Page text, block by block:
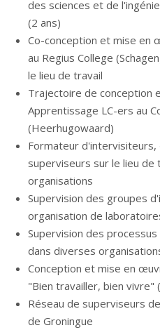
des sciences et de
(2 ans)
Co-conception et mise en
au Regius College
le lieu de travail
Trajectoire de conception
Apprentissage LC-ers au
(Heerhugowaard)
Formateur d'intervisiteurs,
superviseurs sur le lieu de
organisations
Supervision des groupes
organisation de
Supervision des
dans diverses
Conception et mise en
"Bien travailler, bien vivre"
Réseau de superviseurs
de Groningue